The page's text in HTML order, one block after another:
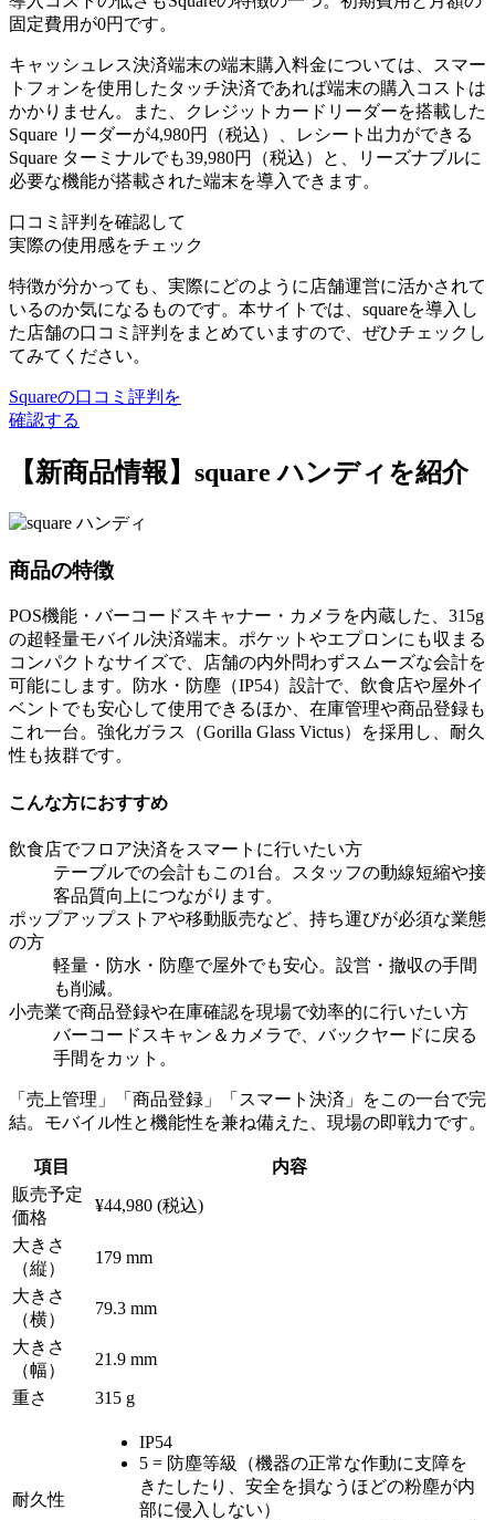
固定費用が0円 です。
キャッシュレス決済端末の端末購入料金については、スマー
トフォンを使用したタッチ決済であれば端末の購入コストは
かかりません。また、クレジットカードリーダーを搭載した
Square リーダーが4,980円（税込）、レシート出力ができる
Square ターミナルでも39,980円（税込）と、リーズナブルに
必要な機能が搭載された端末を導入できます。
口コミ評判を確認して
実際の使用感をチェック
特徴が分かっても、実際にどのように店舗運営に活かされて
いるのか気になるものです。本サイトでは、squareを導入し
た店舗の口コミ評判をまとめていますので、ぜひチェックし
てみてください。
Squareの口コミ評判を
確認する
【新商品情報】square ハンディを紹介
商品の特徴
POS機能・バーコードスキャナー・カメラを内蔵した、315g
の超軽量モバイル決済端末。ポケットやエプロンにも収まる
コンパクトなサイズで、店舗の内外問わずスムーズな会計を
可能にします。防水・防塵（IP54）設計で、飲食店や屋外イ
ベントでも安心して使用できるほか、在庫管理や商品登録も
これ一台。強化ガラス（Gorilla Glass Victus）を採用し、耐久
性も抜群です。
こんな方におすすめ
飲食店でフロア決済をスマートに行いたい方
テーブルでの会計もこの1台。スタッフの動線短縮や接
客品質向上につながります。
ポップアップストアや移動販売など、持ち運びが必須な業態
の方
軽量・防水・防塵で屋外でも安心。設営・撤収の手間
も削減。
小売業で商品登録や在庫確認を現場で効率的に行いたい方
バーコードスキャン＆カメラで、バックヤードに戻る
手間をカット。
「売上管理」「商品登録」「スマート決済」をこの一台で完
結。モバイル性と機能性を兼ね備えた、現場の即戦力です。
項目
内容
販売予定
価格
¥44,980 (税込)
大きさ
（縦）
179 mm
大きさ
（横）
79.3 mm
大きさ
（幅）
21.9 mm
重さ 315 g
耐久性
IP54
5 = 防塵等級（機器の正常な作動に支障を
きたしたり、安全を損なうほどの粉塵が内
部に侵入しない）